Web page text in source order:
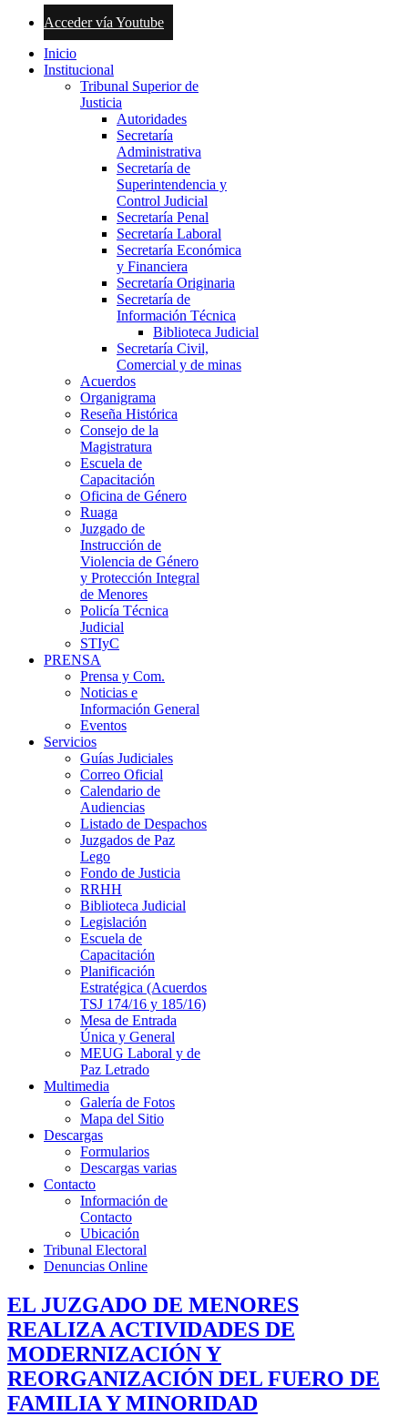
Acceder vía Youtube
Inicio
Institucional
Tribunal Superior de
Justicia
Autoridades
Secretaría
Administrativa
Secretaría de
Superintendencia y
Control Judicial
Secretaría Penal
Secretaría Laboral
Secretaría Económica
y Financiera
Secretaría Originaria
Secretaría de
Información Técnica
Biblioteca Judicial
Secretaría Civil,
Comercial y de minas
Acuerdos
Organigrama
Reseña Histórica
Consejo de la
Magistratura
Escuela de
Capacitación
Oficina de Género
Ruaga
Juzgado de
Instrucción de
Violencia de Género
y Protección Integral
de Menores
Policía Técnica
Judicial
STIyC
PRENSA
Prensa y Com.
Noticias e
Información General
Eventos
Servicios
Guías Judiciales
Correo Oficial
Calendario de
Audiencias
Listado de Despachos
Juzgados de Paz
Lego
Fondo de Justicia
RRHH
Biblioteca Judicial
Legislación
Escuela de
Capacitación
Planificación
Estratégica (Acuerdos
TSJ 174/16 y 185/16)
Mesa de Entrada
Única y General
MEUG Laboral y de
Paz Letrado
Multimedia
Galería de Fotos
Mapa del Sitio
Descargas
Formularios
Descargas varias
Contacto
Información de
Contacto
Ubicación
Tribunal Electoral
Denuncias Online
EL JUZGADO DE MENORES
REALIZA ACTIVIDADES DE
MODERNIZACIÓN Y
REORGANIZACIÓN DEL FUERO DE
FAMILIA Y MINORIDAD